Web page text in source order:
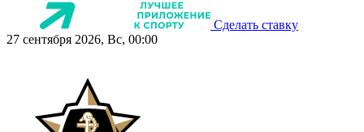
Сделать ставку
27 сентября 2026, Вс, 00:00